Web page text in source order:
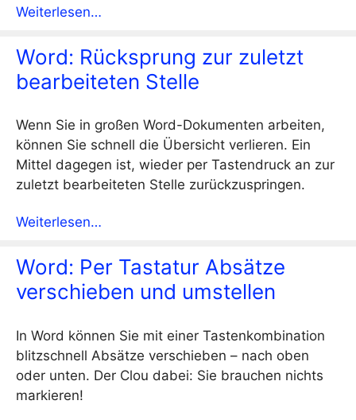
Weiterlesen…
Word: Rücksprung zur zuletzt
bearbeiteten Stelle
Wenn Sie in großen Word-Dokumenten arbeiten,
können Sie schnell die Übersicht verlieren. Ein
Mittel dagegen ist, wieder per Tastendruck an zur
zuletzt bearbeiteten Stelle zurückzuspringen.
Weiterlesen…
Word: Per Tastatur Absätze
verschieben und umstellen
In Word können Sie mit einer Tastenkombination
blitzschnell Absätze verschieben – nach oben
oder unten. Der Clou dabei: Sie brauchen nichts
markieren!